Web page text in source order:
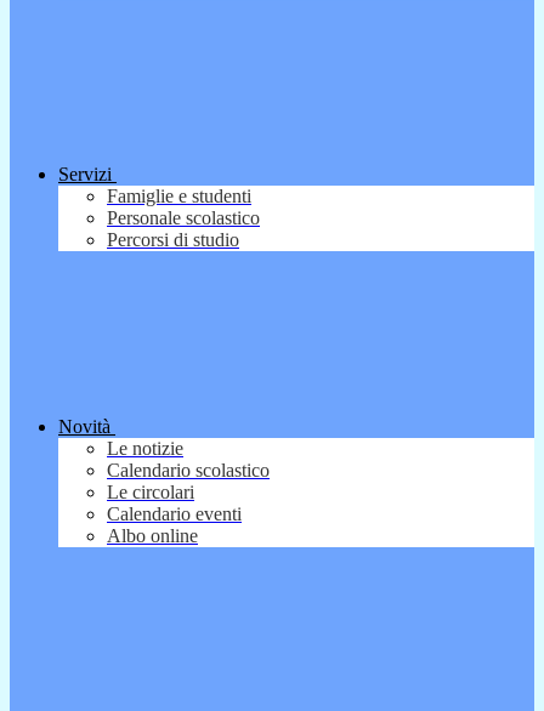
Servizi
Famiglie e studenti
Personale scolastico
Percorsi di studio
Novità
Le notizie
Calendario scolastico
Le circolari
Calendario eventi
Albo online